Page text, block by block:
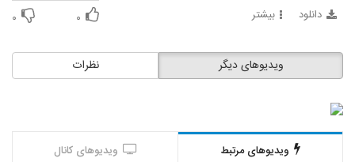
دانلود بیشتر ۰ ۰
نظرات ویدیوهای دیگر
ویدیوهای مرتبط ویدیوهای کانال